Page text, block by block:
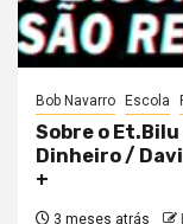
Bob Navarro Escola
Sobre o
Dinheiro /
+
3 meses atrás